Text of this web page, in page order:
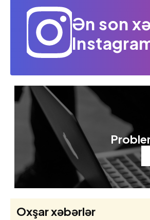
Ən son
Oxşar xəbərlər